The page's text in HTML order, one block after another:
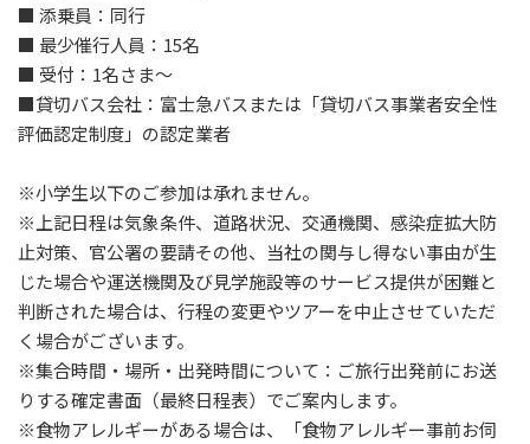
■ 添乗員：同行
■ 最少催行人員：15名
■ 受付：1名さま～
■貸切バス会社：富士急バスまたは「貸切バス事業者安全性
評価認定制度」の認定業者
※小学生以下のご参加は承れません。
※上記日程は気象条件、道路状況、交通機関、感染症拡大防
止対策、官公署の要請その他、当社の関与し得ない事由が生
じた場合や運送機関及び見学施設等のサービス提供が困難と
判断された場合は、行程の変更やツアーを中止させていただ
く場合がございます。
※集合時間・場所・出発時間について：ご旅行出発前にお送
りする確定書面（最終日程表）でご案内します。
※食物アレルギーがある場合は、「食物アレルギー事前お伺